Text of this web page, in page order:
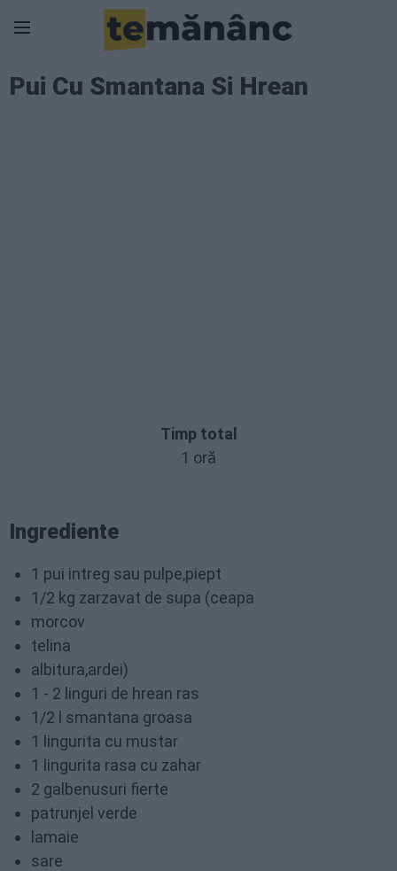
Pui Cu Smantana Si Hrean
Timp total
1 oră
Ingrediente
1 pui intreg sau pulpe,piept
1/2 kg zarzavat de supa (ceapa
morcov
telina
albitura,ardei)
1 - 2 linguri de hrean ras
1/2 l smantana groasa
1 lingurita cu mustar
1 lingurita rasa cu zahar
2 galbenusuri fierte
patrunjel verde
lamaie
sare